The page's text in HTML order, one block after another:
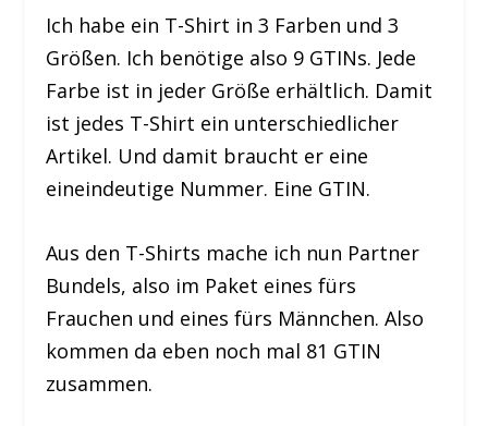
Ich habe ein T-Shirt in 3 Farben und 3
Größen. Ich benötige also 9 GTINs. Jede
Farbe ist in jeder Größe erhältlich. Damit
ist jedes T-Shirt ein unterschiedlicher
Artikel. Und damit braucht er eine
eineindeutige Nummer. Eine GTIN.
Aus den T-Shirts mache ich nun Partner
Bundels, also im Paket eines fürs
Frauchen und eines fürs Männchen. Also
kommen da eben noch mal 81 GTIN
zusammen.